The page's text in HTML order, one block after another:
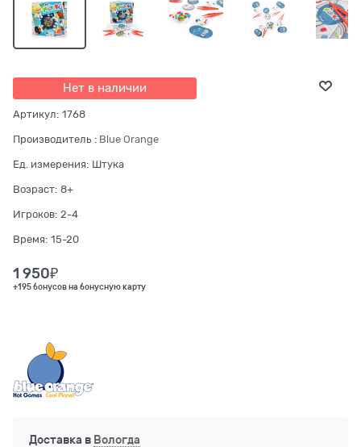
Нет в наличии
Артикул: 1768
Производитель : Blue Orange
Ед. измерения: Штука
Возраст: 8+
Игроков: 2-4
Время: 15-20
1 950₽
+195 бонусов на бонусную карту
Доставка в Вологда